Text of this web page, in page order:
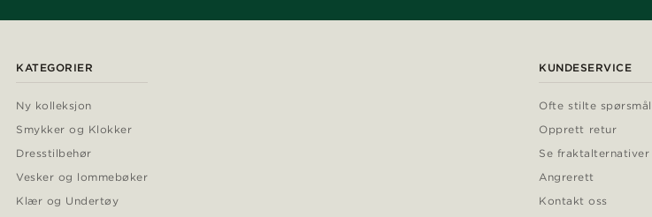
KATEGORIER
Ny kolleksjon
Smykker og Klokker
Dresstilbehør
Vesker og lommebøker
Klær og Undertøy
KUNDESERVICE
Ofte stilte spørsmål
Opprett retur
Se fraktalternativer
Angrerett
Kontakt oss